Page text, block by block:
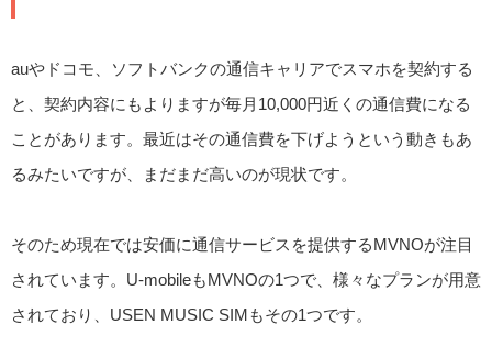
auやドコモ、ソフトバンクの通信キャリアでスマホを契約する
と、契約内容にもよりますが毎月10,000円近くの通信費になる
ことがあります。最近はその通信費を下げようという動きもあ
るみたいですが、まだまだ高いのが現状です。
そのため現在では安価に通信サービスを提供するMVNOが注目
されています。U-mobileもMVNOの1つで、様々なプランが用意
されており、USEN MUSIC SIMもその1つです。